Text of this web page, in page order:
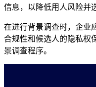
信息，以降低用人风险并
在进行背景调查时，企业
合规性和候选人的隐私权
景调查程序。